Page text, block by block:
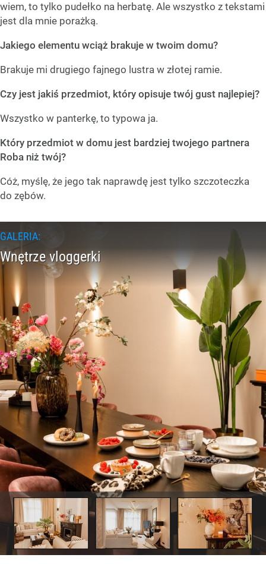
wiem, to tylko pudełko na herbatę. Ale wszystko z tekstami
jest dla mnie porażką.
Jakiego elementu wciąż brakuje w twoim domu?
Brakuje mi drugiego fajnego lustra w złotej ramie.
Czy jest jakiś przedmiot, który opisuje twój gust najlepiej?
Wszystko w panterkę, to typowa ja.
Który przedmiot w domu jest bardziej twojego partnera
Roba niż twój?
Cóż, myślę, że jego tak naprawdę jest tylko szczoteczka
do zębów.